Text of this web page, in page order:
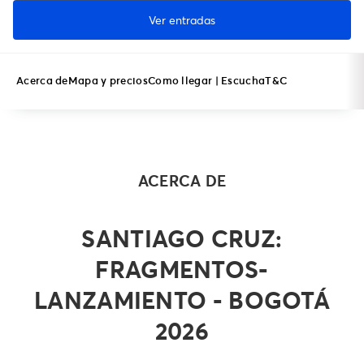
Ver entradas
Acerca deMapa y preciosComo llegar | EscuchaT&C
ACERCA DE
SANTIAGO CRUZ:
FRAGMENTOS-
LANZAMIENTO - BOGOTÁ
2026